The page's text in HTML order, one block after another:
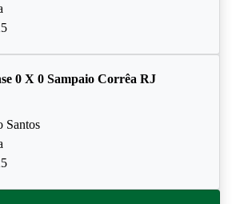
0 X 0 Sampaio Corrêa RJ
Santos